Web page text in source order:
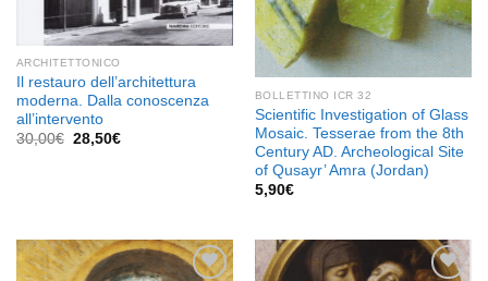
ARCHITETTONICO
Il restauro dell’architettura
moderna. Dalla conoscenza
all’intervento
30,00€ Il
28,50€Il
BOLLETTINO ICR 32
Scientific Investigation of Glass
Mosaic. Tesserae from the 8th
Century AD. Archeological Site
of Qusayr’ Amra (Jordan)
5,90€